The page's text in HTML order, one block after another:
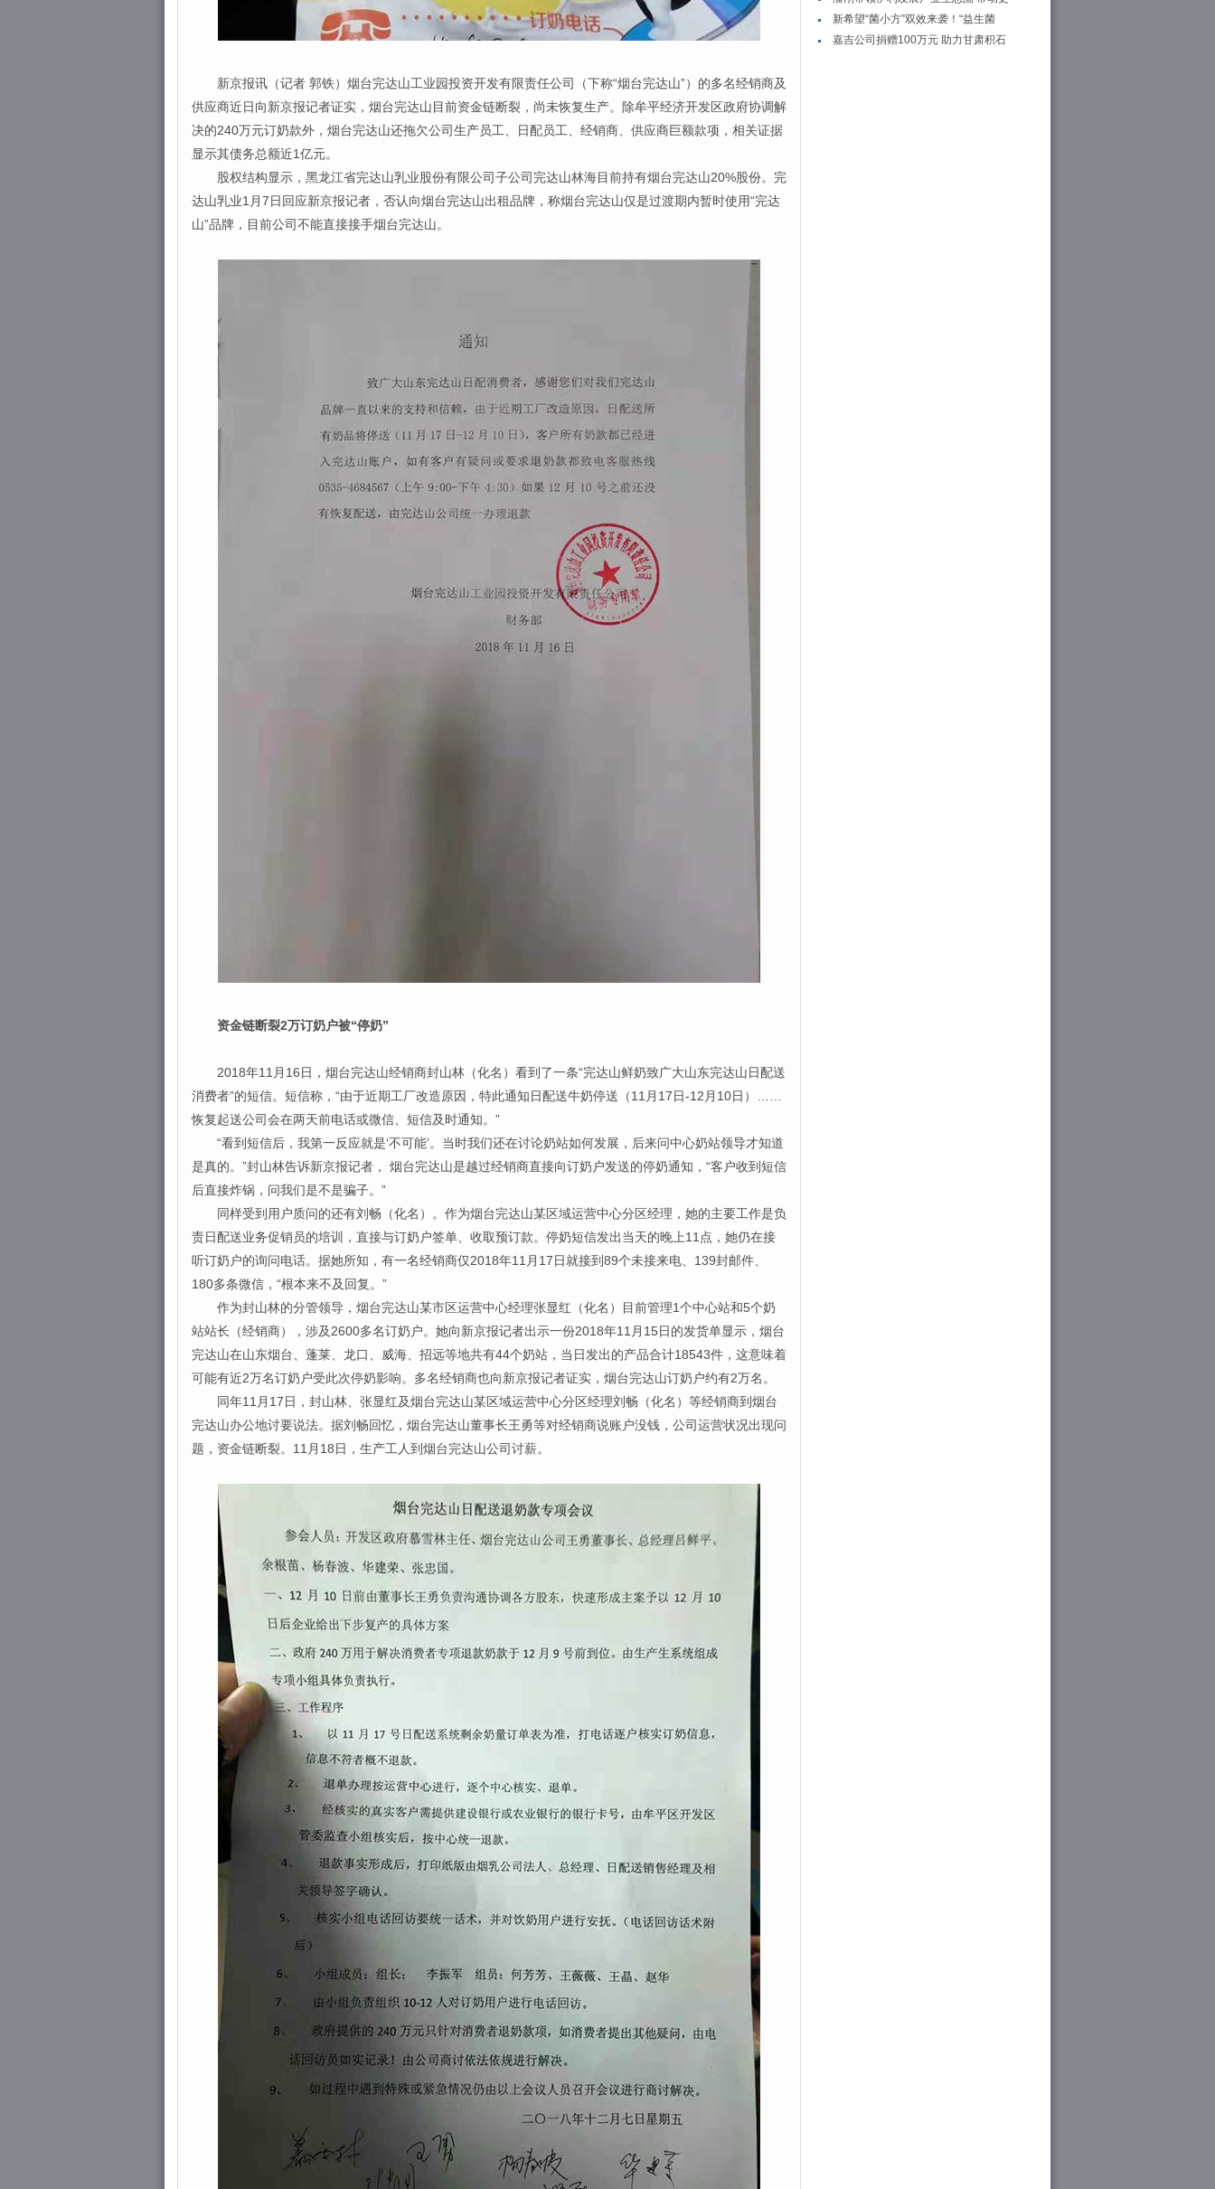
新京报讯（记者 郭铁）烟台完达山工业园投资开发有限责任公司（下称“烟台完达山”）的多名经销商及
供应商近日向新京报记者证实，烟台完达山目前资金链断裂，尚未恢复生产。除牟平经济开发区政府协调解
决的240万元订奶款外，烟台完达山还拖欠公司生产员工、日配员工、经销商、供应商巨额款项，相关证据
显示其债务总额近1亿元。
股权结构显示，黑龙江省完达山乳业股份有限公司子公司完达山林海目前持有烟台完达山20%股份。完
达山乳业1月7日回应新京报记者，否认向烟台完达山出租品牌，称烟台完达山仅是过渡期内暂时使用“完达
山”品牌，目前公司不能直接接手烟台完达山。
资金链断裂2万订奶户被“停奶”
2018年11月16日，烟台完达山经销商封山林（化名）看到了一条“完达山鲜奶致广大山东完达山日配送
消费者”的短信。短信称，“由于近期工厂改造原因，特此通知日配送牛奶停送（11月17日-12月10日）……
恢复起送公司会在两天前电话或微信、短信及时通知。”
“看到短信后，我第一反应就是‘不可能’。当时我们还在讨论奶站如何发展，后来问中心奶站领导才知道
是真的。”封山林告诉新京报记者， 烟台完达山是越过经销商直接向订奶户发送的停奶通知，“客户收到短信
后直接炸锅，问我们是不是骗子。”
同样受到用户质问的还有刘畅（化名）。作为烟台完达山某区域运营中心分区经理，她的主要工作是负
责日配送业务促销员的培训，直接与订奶户签单、收取预订款。停奶短信发出当天的晚上11点，她仍在接
听订奶户的询问电话。据她所知，有一名经销商仅2018年11月17日就接到89个未接来电、139封邮件、
180多条微信，“根本来不及回复。”
作为封山林的分管领导，烟台完达山某市区运营中心经理张显红（化名）目前管理1个中心站和5个奶
站站长（经销商），涉及2600多名订奶户。她向新京报记者出示一份2018年11月15日的发货单显示，烟台
完达山在山东烟台、蓬莱、龙口、威海、招远等地共有44个奶站，当日发出的产品合计18543件，这意味着
可能有近2万名订奶户受此次停奶影响。多名经销商也向新京报记者证实，烟台完达山订奶户约有2万名。
同年11月17日，封山林、张显红及烟台完达山某区域运营中心分区经理刘畅（化名）等经销商到烟台
完达山办公地讨要说法。据刘畅回忆，烟台完达山董事长王勇等对经销商说账户没钱，公司运营状况出现问
题，资金链断裂。11月18日，生产工人到烟台完达山公司讨薪。
新希望“菌小方”双效来袭！“益生菌
嘉吉公司捐赠100万元 助力甘肃积石